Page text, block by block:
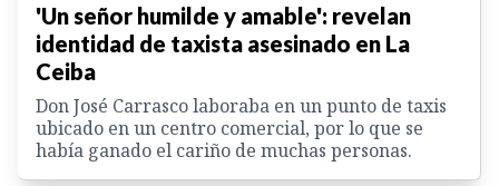
'Un señor humilde y amable': revelan
identidad de taxista asesinado en La
Ceiba
Don José Carrasco laboraba en un punto de taxis
ubicado en un centro comercial, por lo que se
había ganado el cariño de muchas personas.